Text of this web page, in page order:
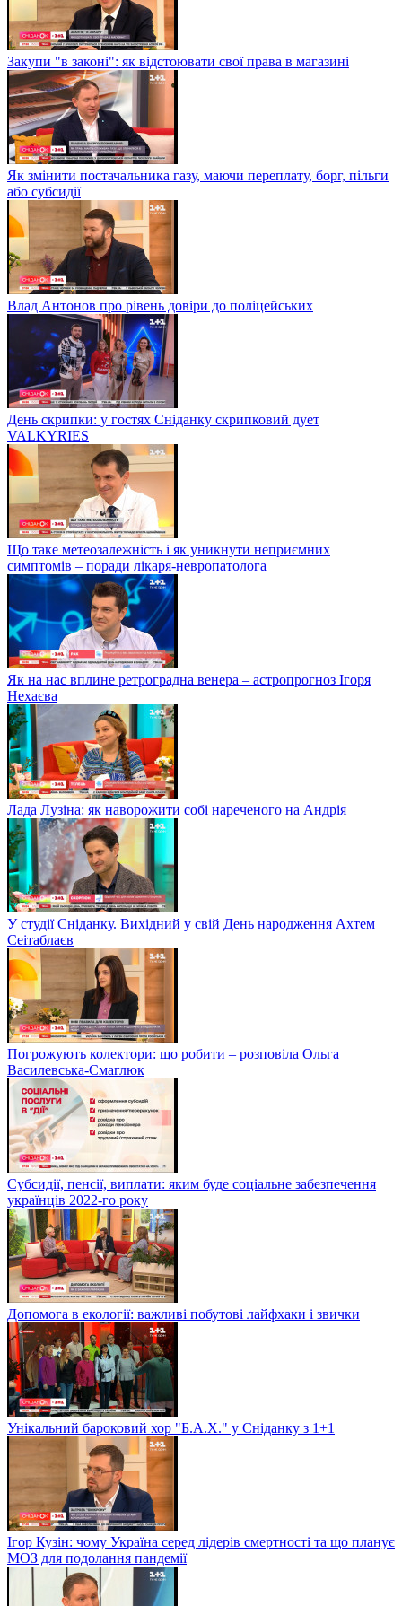
Закупи "в законі": як відстоювати свої права в магазині
Як змінити постачальника газу, маючи переплату, борг, пільги
або субсидії
Влад Антонов про рівень довіри до поліцейських
День скрипки: у гостях Сніданку скрипковий дует
VALKYRIES
Що таке метеозалежність і як уникнути неприємних
симптомів – поради лікаря-невропатолога
Як на нас вплине ретроградна венера – астропрогноз Ігоря
Нехаєва
Лада Лузіна: як наворожити собі нареченого на Андрія
У студії Сніданку. Вихідний у свій День народження Ахтем
Сеітаблаєв
Погрожують колектори: що робити – розповіла Ольга
Василевська-Смаглюк
Субсидії, пенсії, виплати: яким буде соціальне забезпечення
українців 2022-го року
Допомога в екології: важливі побутові лайфхаки і звички
Унікальний бароковий хор "Б.А.Х." у Сніданку з 1+1
Ігор Кузін: чому Україна серед лідерів смертності та що планує
МОЗ для подолання пандемії